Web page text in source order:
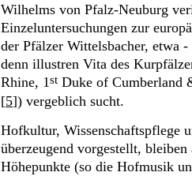
Wilhelms von Pfalz-Neuburg
Einzeluntersuchungen zur
der Pfälzer Wittelsbacher, etwa
denn illustren Vita des
Rhine, 1st Duke of Cumberland
[5]) vergeblich sucht.
Hofkultur, Wissenschaftspflege
überzeugend vorgestellt,
Höhepunkte (so die Hofmusik